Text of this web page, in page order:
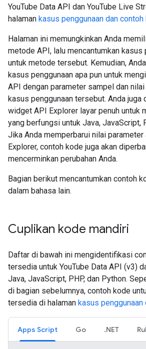
YouTube Data API dan YouTube Live
halaman kasus penggunaan dan contoh
Halaman ini memungkinkan Anda
metode API, lalu mencantumkan kasus
untuk metode tersebut. Kemudian,
kasus penggunaan apa pun untuk
API dengan parameter sampel dan
kasus penggunaan tersebut. Anda juga
widget API Explorer layar penuh untuk
yang berfungsi untuk Java, JavaScript,
Jika Anda memperbarui nilai
Explorer, contoh kode juga akan
mencerminkan perubahan Anda.
Bagian berikut mencantumkan contoh
dalam bahasa lain.
Cuplikan kode mandiri
Daftar di bawah ini mengidentifikasi
tersedia untuk YouTube Data API (v3)
Java, JavaScript, PHP, dan Python.
di bagian sebelumnya, contoh kode
tersedia di halaman kasus
Apps Script Go .NET